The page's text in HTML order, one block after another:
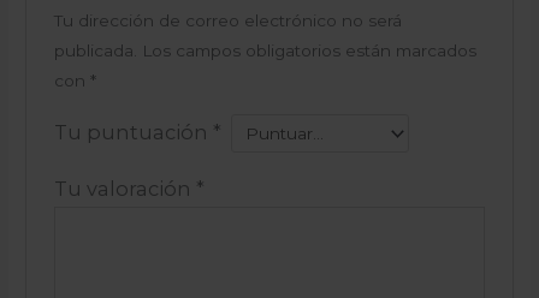
Tu dirección de correo electrónico no será
publicada. Los campos obligatorios están marcados
con *
Tu puntuación *
Tu valoración *